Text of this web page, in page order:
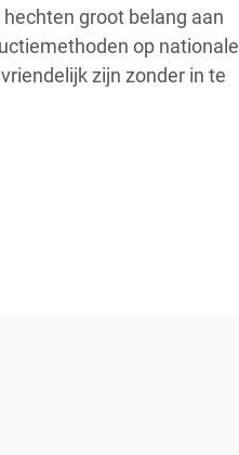
groot belang aan
op nationale
zijn zonder in te